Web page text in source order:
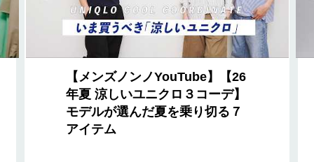
【メンズノンノYouTube】【26
年夏 涼しいユニクロ３コーデ】
モデルが選んだ夏を乗り切る７
アイテム